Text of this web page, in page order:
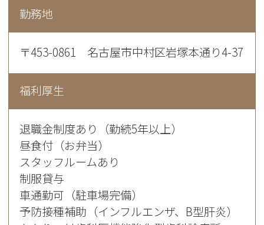
勤務地
〒453-0861 名古屋市中村区岩塚本通り4-37
福利厚生
退職金制度あり（勤続5年以上）
昼食付（お弁当）
スタッフルームあり
制服貸与
車通勤可（駐車場完備）
予防接種補助（インフルエンザ、B型肝炎）